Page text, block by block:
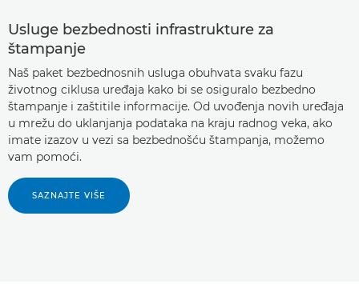
Usluge bezbednosti infrastrukture za
štampanje
Naš paket bezbednosnih usluga obuhvata svaku fazu
životnog ciklusa uređaja kako bi se osiguralo bezbedno
štampanje i zaštitile informacije. Od uvođenja novih uređaja
u mrežu do uklanjanja podataka na kraju radnog veka, ako
imate izazov u vezi sa bezbednošću štampanja, možemo
vam pomoći.
SAZNAJTE VIŠE